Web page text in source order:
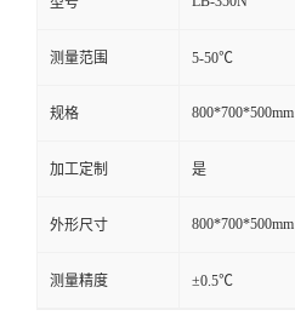
言
测量范围 5-50℃
规格 800*700*500mm
加工定制 是
外形尺寸 800*700*500mm
测量精度 ±0.5℃